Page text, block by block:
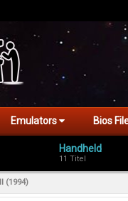
Emulators Bios
Handheld
11 Titel
(1994)